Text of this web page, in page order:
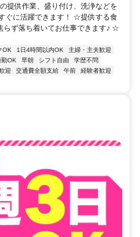
提供作業、盛り付け、洗浄などを
ぐに活躍できます！ ☆提供する食
らず落ち着いてお仕事できます♪ ☆
OK 1日4時間以内OK
主婦・主夫歓迎
勤OK 早朝 シフト自由
学歴不問
迎 交通費全額支給 午前
経験者歓迎